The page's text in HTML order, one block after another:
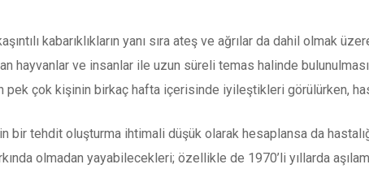
kabarıklıkların yanı sıra ateş ve ağrılar da dahil olmak
hayvanlar ve insanlar ile uzun süreli temas halinde bulunulması
pek çok kişinin birkaç hafta içerisinde iyileştikleri görülürken,
bir tehdit oluşturma ihtimali düşük olarak hesaplansa da
olmadan yayabilecekleri; özellikle de 1970’li yıllarda